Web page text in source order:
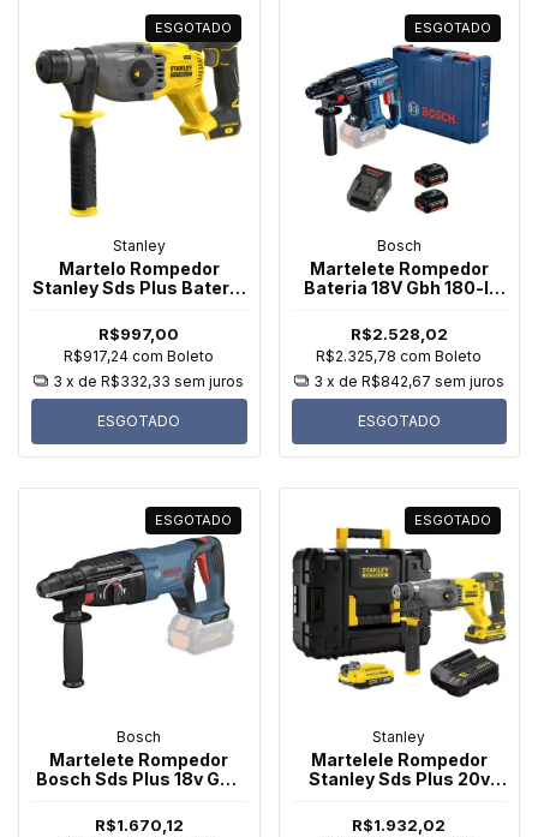
ESGOTADO
Stanley
Martelo Rompedor
Stanley Sds Plus Bateria
R$997,00
R$917,24com Boleto
3 x deR$332,33 sem juros
ESGOTADO
ESGOTADO
Bosch
Martelete Rompedor
Bateria 18V Gbh 180-li
R$2.528,02
R$2.325,78com Boleto
3 x de R$842,67 sem juros
ESGOTADO
ESGOTADO
Bosch
Martelete Rompedor
Bosch Sds Plus 18v Gbh
R$1.670,12
ESGOTADO
Stanley
Martelele Rompedor
Stanley Sds Plus 20v
Baterias Stanley
R$1.932,02